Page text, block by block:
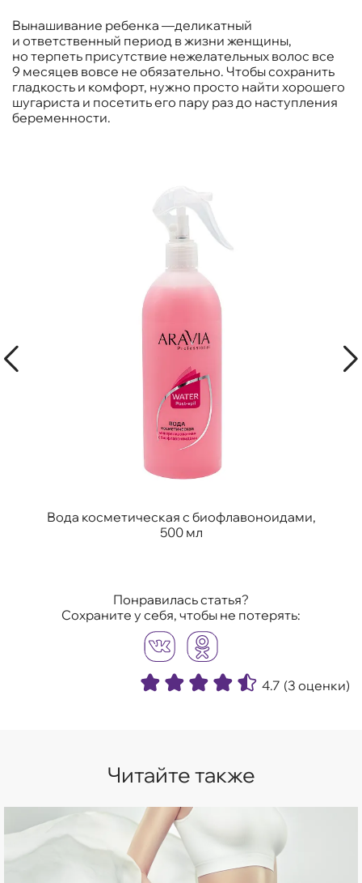
Вынашивание ребенка —деликатный
и ответственный период в жизни женщины,
но терпеть присутствие нежелательных волос все
9 месяцев вовсе не обязательно. Чтобы сохранить
гладкость и комфорт, нужно просто найти хорошего
шугариста и посетить его пару раз до наступления
беременности.
Вода косметическая с биофлавоноидами,
500 мл
Понравилась статья?
Сохраните у себя, чтобы не потерять:
4.7 (3 оценки)
Читайте также